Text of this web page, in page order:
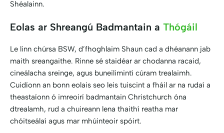
Shéalainn.
Eolas ar Shreangú Badmantain a Thógáil
Le linn chúrsa BSW, d’fhoghlaim Shaun cad a dhéanann jab
maith sreangaithe. Rinne sé staidéar ar chodanna racaid,
cineálacha sreinge, agus buneilimintí cúram trealaimh.
Cuidíonn an bonn eolais seo leis tuiscint a fháil ar na rudaí a
theastaíonn ó imreoirí badmantain Christchurch óna
dtrealamh, rud a chuireann lena thaithí reatha mar
chóitseálaí agus mar mhúinteoir spóirt.